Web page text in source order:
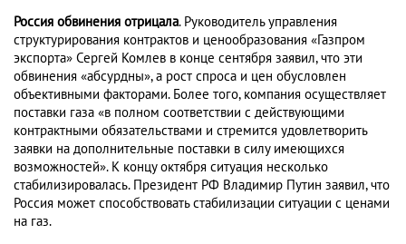
Россия обвинения отрицала. Руководитель управления
структурирования контрактов и ценообразования «Газпром
экспорта» Сергей Комлев в конце сентября заявил, что эти
обвинения «абсурдны», а рост спроса и цен обусловлен
объективными факторами. Более того, компания осуществляет
поставки газа «в полном соответствии с действующими
контрактными обязательствами и стремится удовлетворить
заявки на дополнительные поставки в силу имеющихся
возможностей». К концу октября ситуация несколько
стабилизировалась. Президент РФ Владимир Путин заявил, что
Россия может способствовать стабилизации ситуации с ценами
на газ.